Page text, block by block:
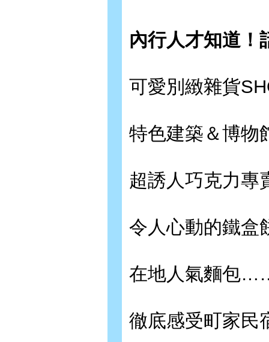
內行人才知道！
可愛別緻雜貨
特色建築＆博
超誘人巧克力
令人心動的鐵
在地人氣麵包
徹底感受町家